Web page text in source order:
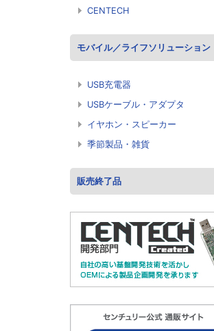
CENTECH
モバイル／ライフソリューション
USB充電器
USBケーブル・アダプタ
イヤホン・スピーカー
季節製品・雑貨
販売終了品